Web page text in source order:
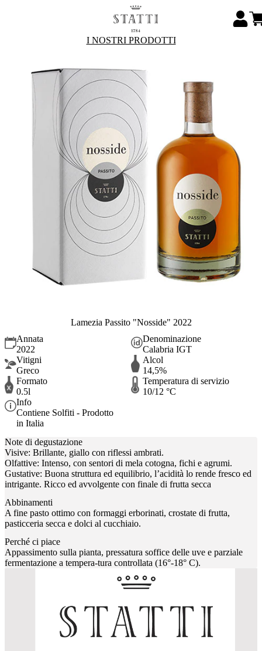
I NOSTRI PRODOTTI
Lamezia Passito "Nosside" 2022
Annata
2022
Denominazione
Calabria IGT
Vitigni
Greco
Alcol
14,5%
Formato
0.5l
Temperatura di servizio
10/12 °C
Info
Contiene Solfiti - Prodotto
in Italia
Note di degustazione
Visive: Brillante, giallo con riflessi ambrati.
Olfattive: Intenso, con sentori di mela cotogna, fichi e agrumi.
Gustative: Buona struttura ed equilibrio, l’acidità lo rende fresco ed
intrigante. Ricco ed avvolgente con finale di frutta secca
Abbinamenti
A fine pasto ottimo con formaggi erborinati, crostate di frutta,
pasticceria secca e dolci al cucchiaio.
Perché ci piace
Appassimento sulla pianta, pressatura soffice delle uve e parziale
fermentazione a tempera-tura controllata (16°-18° C).